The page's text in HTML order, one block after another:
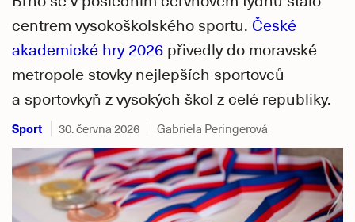
centrem vysokoškolského sportu. České
akademické hry 2026 přivedly do moravské
metropole stovky nejlepších sportovců
a sportovkyň z vysokých škol z celé republiky.
Sport 30. června 2026 Gabriela Peringerová